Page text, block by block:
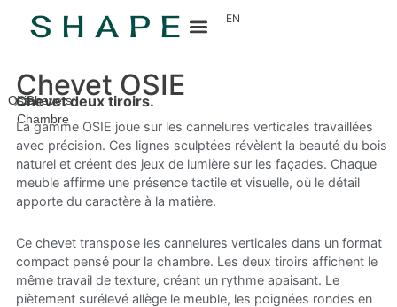
EN
Osie
La
Chambre
Chevets
Chevet OSIE
Chevet deux tiroirs.
La gamme OSIE joue sur les cannelures verticales travaillées
avec précision. Ces lignes sculptées révèlent la beauté du bois
naturel et créent des jeux de lumière sur les façades. Chaque
meuble affirme une présence tactile et visuelle, où le détail
apporte du caractère à la matière.
Ce chevet transpose les cannelures verticales dans un format
compact pensé pour la chambre. Les deux tiroirs affichent le
même travail de texture, créant un rythme apaisant. Le
piètement surélevé allège le meuble, les poignées rondes en